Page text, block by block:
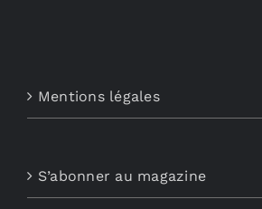
Mentions légales
S’abonner au magazine